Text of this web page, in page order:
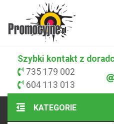
Szybki kontakt z
604 113 013
735 179 002
KATEGORIE